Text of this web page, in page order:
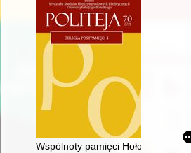
Wspólnoty pamięci Hołodomoru